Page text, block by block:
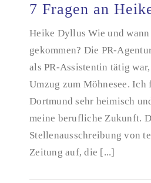
7 Fragen an
7 Fragen an
Heike Dyllus Wie und
gekommen? Die PR-
als PR-Assistentin tätig
Umzug zum Möhnesee.
Dortmund sehr heimisch
meine berufliche Zukunft.
Stellenausschreibung von
Zeitung auf, die [...]